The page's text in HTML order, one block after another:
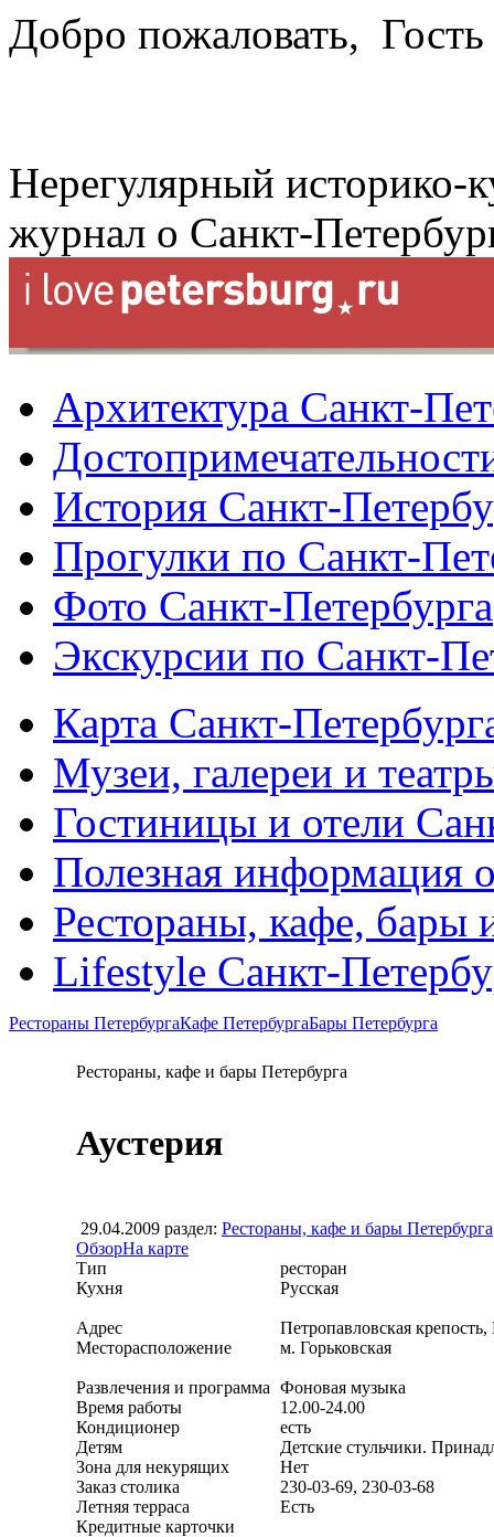
Добро пожаловать, Гость
Нерегулярный историко-
журнал о Санкт-
Архитектура Санкт-
История Санкт-
Прогулки по Санкт-
Фото Санкт-Петербурга
Экскурсии по Санкт-
Карта Санкт-
Музеи, галереи и
Гостиницы и отели
Полезная информация
Рестораны, кафе, бары
Lifestyle Санкт-
Рестораны ПетербургаКафе ПетербургаБары Петербурга
Рестораны, кафе и бары Петербурга
Аустерия
29.04.2009 раздел: Рестораны, кафе и бары Петербурга
ОбзорНа карте
Тип
ресторан
Кухня
Русская
Адрес
Петропавловская
Месторасположение
м. Горьковская
Развлечения и программа Фоновая музыка
Время работы
12.00-24.00
Кондиционер
есть
Детям
Детские стульчики.
Зона для некурящих
Нет
Заказ столика
230-03-69, 230-03-68
Летняя терраса
Есть
Кредитные карточки